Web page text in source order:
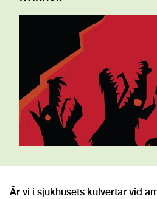
Är vi i sjukhusets kulvertar vid